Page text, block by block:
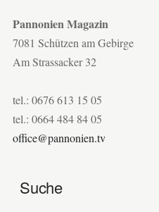
Pannonien Magazin
7081 Schützen am Gebirge
Am Strassacker 32
tel.: 0676 613 15 05
tel.: 0664 484 84 05
office@pannonien.tv
Suche